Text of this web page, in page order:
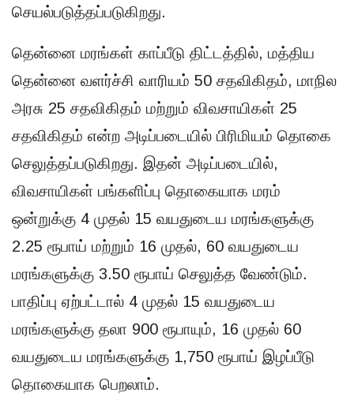
செயல்படுத்தப்படுகிறது.
தென்னை மரங்கள் காப்பீடு திட்டத்தில், மத்திய
தென்னை வளர்ச்சி வாரியம் 50 சதவிகிதம், மாநில
அரசு 25 சதவிகிதம் மற்றும் விவசாயிகள் 25
சதவிகிதம் என்ற அடிப்படையில் பிரிமியம் தொகை
செலுத்தப்படுகிறது. இதன் அடிப்படையில்,
விவசாயிகள் பங்களிப்பு தொகையாக மரம்
ஒன்றுக்கு 4 முதல் 15 வயதுடைய மரங்களுக்கு
2.25 ரூபாய் மற்றும் 16 முதல், 60 வயதுடைய
மரங்களுக்கு 3.50 ரூபாய் செலுத்த வேண்டும்.
பாதிப்பு ஏற்பட்டால் 4 முதல் 15 வயதுடைய
மரங்களுக்கு தலா 900 ரூபாயும், 16 முதல் 60
வயதுடைய மரங்களுக்கு 1,750 ரூபாய் இழப்பீடு
தொகையாக பெறலாம்.